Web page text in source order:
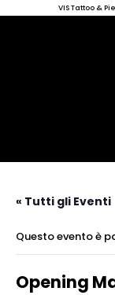
VIS Tattoo &
« Tutti gli Eventi
Questo evento è
Opening